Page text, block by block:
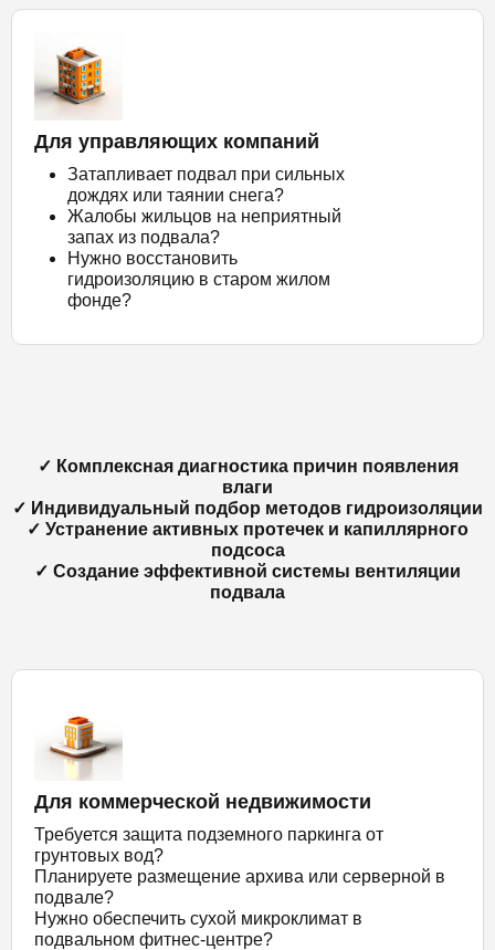
Для управляющих компаний
Затапливает подвал при сильных
дождях или таянии снега?
Жалобы жильцов на неприятный
запах из подвала?
Нужно восстановить
гидроизоляцию в старом жилом
фонде?
✓ Комплексная диагностика причин появления
влаги
✓ Индивидуальный подбор методов гидроизоляции
✓ Устранение активных протечек и капиллярного
подсоса
✓ Создание эффективной системы вентиляции
подвала
Для коммерческой недвижимости
Требуется защита подземного паркинга от
грунтовых вод?
Планируете размещение архива или серверной в
подвале?
Нужно обеспечить сухой микроклимат в
подвальном фитнес-центре?